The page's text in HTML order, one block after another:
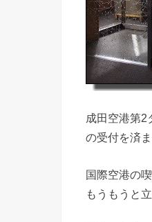
成田空港第2
の受付を済
国際空港の
もうもうと